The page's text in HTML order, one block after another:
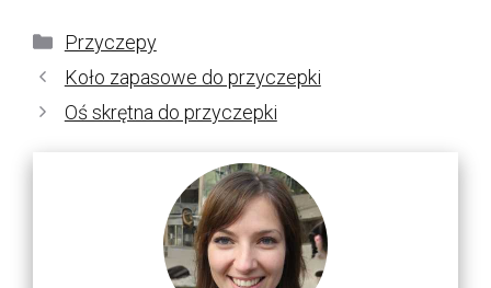
Kategorie
Przyczepy
Koło zapasowe do przyczepki
Oś skrętna do przyczepki